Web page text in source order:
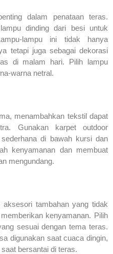
dalam penataan teras.
dinding dari besi untuk
lampu ini tidak hanya
tetapi juga sebagai dekorasi
di malam hari. Pilih lampu
warna netral.
menambahkan tekstil dapat
Gunakan karpet outdoor
di bawah kursi dan
kenyamanan dan membuat
mengundang.
tambahan yang tidak
kenyamanan. Pilih
sesuai dengan tema teras.
digunakan saat cuaca dingin,
bersantai di teras.